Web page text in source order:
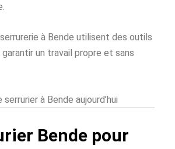
à Bende utilisent des outils
un travail propre et sans
à Bende aujourd’hui
Bende pour